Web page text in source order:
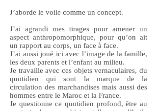
J’aborde le voile comme un concept.
J’ai agrandi mes tirages pour amener un
aspect anthropomorphique, pour qu’on ait
un rapport au corps, un face à face.
J’ai aussi joué ici avec l’image de la famille,
les deux parents et l’enfant au milieu.
Je travaille avec ces objets vernaculaires, du
quotidien qui sont la marque de la
circulation des marchandises mais aussi des
hommes entre le Maroc et la France.
Je questionne ce quotidien profond, être au